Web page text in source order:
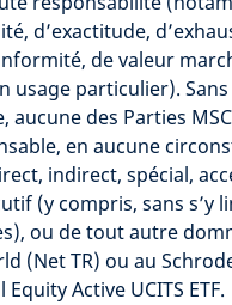
d’exactitude,
de valeur
usage particulier).
aucune des Parties
en aucune
indirect, spécial,
(y compris, sans s’y
ou de tout autre
(Net TR) ou au
Active UCITS ETF.